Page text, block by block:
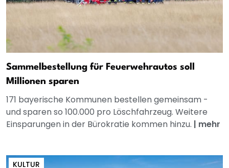
Sammelbestellung für Feuerwehrautos soll
Millionen sparen
171 bayerische Kommunen bestellen gemeinsam -
und sparen so 100.000 pro Löschfahrzeug. Weitere
Einsparungen in der Bürokratie kommen hinzu. | mehr
KULTUR